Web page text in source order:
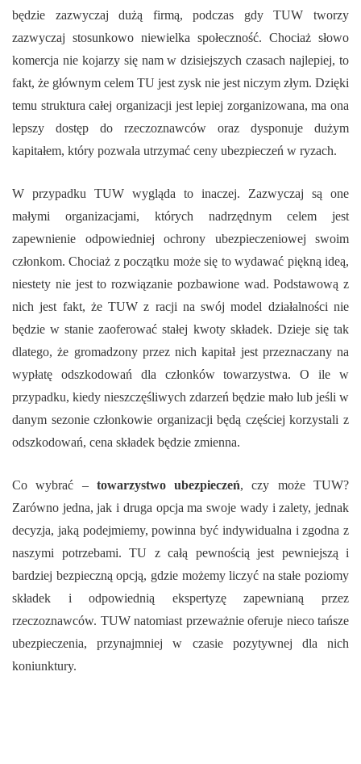
będzie zazwyczaj dużą firmą, podczas gdy TUW tworzy
zazwyczaj stosunkowo niewielka społeczność. Chociaż słowo
komercja nie kojarzy się nam w dzisiejszych czasach najlepiej, to
fakt, że głównym celem TU jest zysk nie jest niczym złym. Dzięki
temu struktura całej organizacji jest lepiej zorganizowana, ma ona
lepszy dostęp do rzeczoznawców oraz dysponuje dużym
kapitałem, który pozwala utrzymać ceny ubezpieczeń w ryzach.
W przypadku TUW wygląda to inaczej. Zazwyczaj są one
małymi organizacjami, których nadrzędnym celem jest
zapewnienie odpowiedniej ochrony ubezpieczeniowej swoim
członkom. Chociaż z początku może się to wydawać piękną ideą,
niestety nie jest to rozwiązanie pozbawione wad. Podstawową z
nich jest fakt, że TUW z racji na swój model działalności nie
będzie w stanie zaoferować stałej kwoty składek. Dzieje się tak
dlatego, że gromadzony przez nich kapitał jest przeznaczany na
wypłatę odszkodowań dla członków towarzystwa. O ile w
przypadku, kiedy nieszczęśliwych zdarzeń będzie mało lub jeśli w
danym sezonie członkowie organizacji będą częściej korzystali z
odszkodowań, cena składek będzie zmienna.
Co wybrać – towarzystwo ubezpieczeń, czy może TUW?
Zarówno jedna, jak i druga opcja ma swoje wady i zalety, jednak
decyzja, jaką podejmiemy, powinna być indywidualna i zgodna z
naszymi potrzebami. TU z całą pewnością jest pewniejszą i
bardziej bezpieczną opcją, gdzie możemy liczyć na stałe poziomy
składek i odpowiednią ekspertyzę zapewnianą przez
rzeczoznawców. TUW natomiast przeważnie oferuje nieco tańsze
ubezpieczenia, przynajmniej w czasie pozytywnej dla nich
koniunktury.